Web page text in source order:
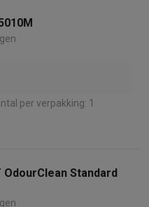
| Aantal per verpakking: 1
OdourClean Standard